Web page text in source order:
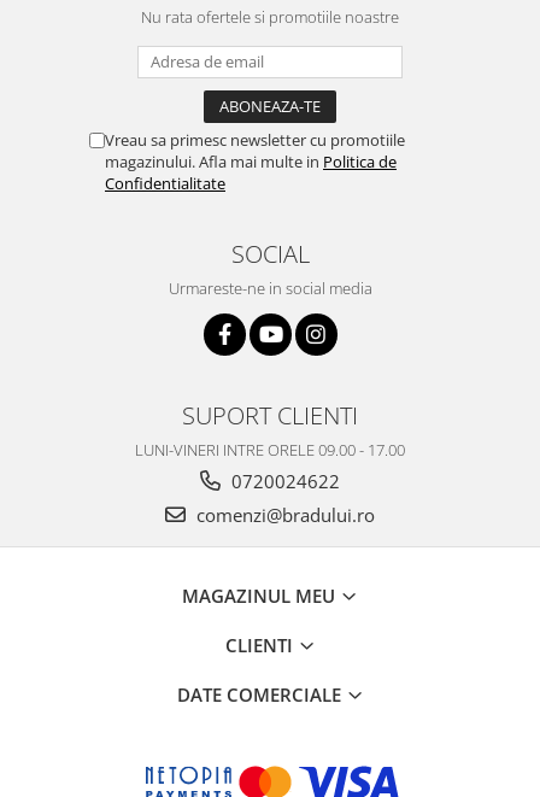
Nu rata ofertele si promotiile noastre
Vreau sa primesc newsletter cu promotiile
magazinului. Afla mai multe in Politica de
Confidentialitate
SOCIAL
Urmareste-ne in social media
SUPORT CLIENTI
LUNI-VINERI INTRE ORELE 09.00 - 17.00
0720024622
comenzi@bradului.ro
MAGAZINUL MEU
CLIENTI
DATE COMERCIALE